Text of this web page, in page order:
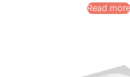
Read more